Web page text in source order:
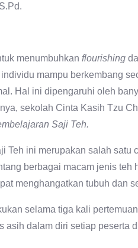
menumbuhkan flourishing
mampu berkembang
Hal ini dipengaruhi oleh
sekolah Cinta Kasih Tzu
Saji Teh.
Teh ini merupakan salah
berbagai macam jenis
menghangatkan tubuh dan
selama tiga kali
asih dalam diri setiap peserta